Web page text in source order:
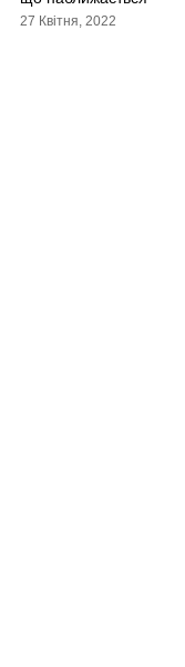
27 Квітня, 2022